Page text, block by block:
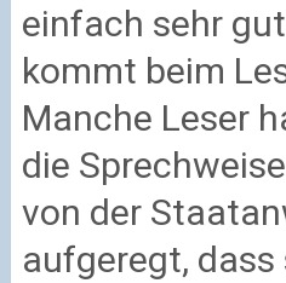
einfach sehr
kommt beim
Manche Leser
die
von der
aufgeregt,